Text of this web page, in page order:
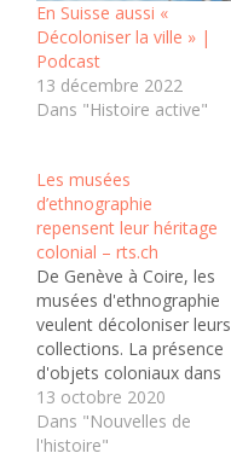
En Suisse aussi «
Décoloniser la ville » |
Podcast
13 décembre 2022
Dans "Histoire active"
Les musées
d’ethnographie
repensent leur héritage
colonial – rts.ch
De Genève à Coire, les
musées d'ethnographie
veulent décoloniser leurs
collections. La présence
d'objets coloniaux dans
les musées suisses
soulève de nombreuses
critiques. Certaines
13 octobre 2020
Dans "Nouvelles de
l'histoire"